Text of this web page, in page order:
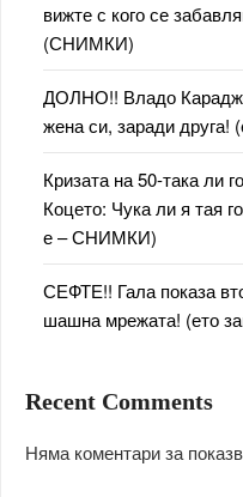
вижте с кого се
(СНИМКИ)
ДОЛНО!! Владо
жена си, заради
Кризата на 50-така ли
Коцето: Чука ли я тая
е – СНИМКИ)
СЕФТЕ!! Гала показа
шашна мрежата! (ето
Recent Comments
Няма коментари за